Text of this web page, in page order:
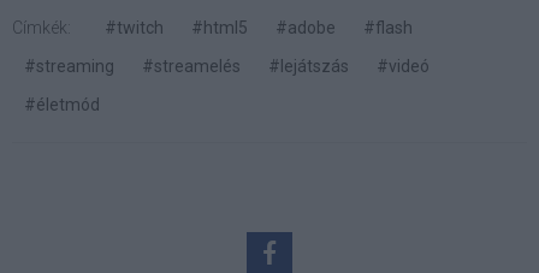
Címkék: #twitch #html5 #adobe
#flash
#streaming
#streamelés #lejátszás
#videó
#életmód